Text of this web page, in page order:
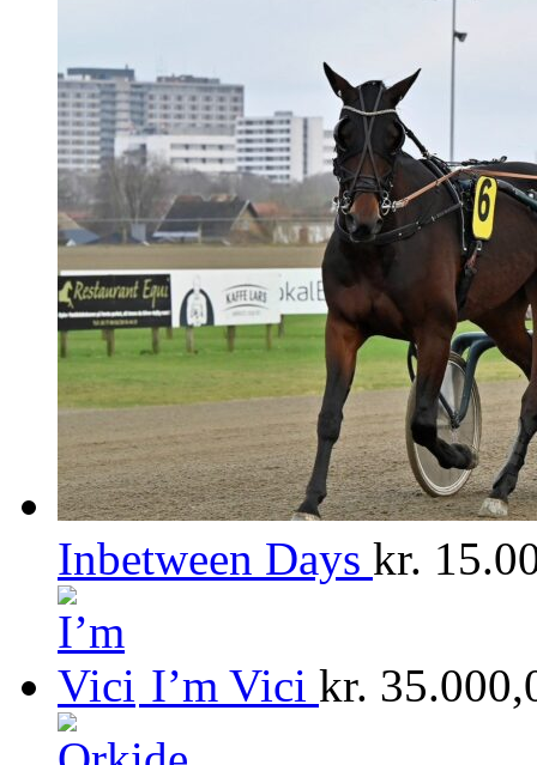
Inbetween Days kr.
I’m Vici kr.